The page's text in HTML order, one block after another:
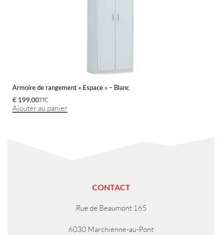
Armoire de rangement « Espace » – Blanc
€ 199,00TTC
Ajouter au panier
CONTACT
Rue de Beaumont 165
6030 Marchienne-au-Pont